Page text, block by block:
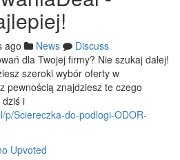
ago News
Discuss
dla Twojej firmy? Nie szukaj dalej!
szeroki wybór oferty w
pewnością znajdziesz te czego
i
p/Sciereczka-do-podlogi-ODOR-
Upvoted